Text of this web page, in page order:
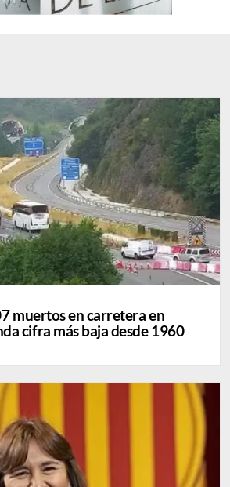
muertos en carretera en
cifra más baja desde 1960